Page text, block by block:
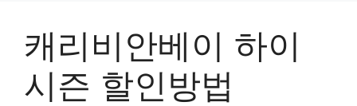
캐리비안베이 하이
시즌 할인방법